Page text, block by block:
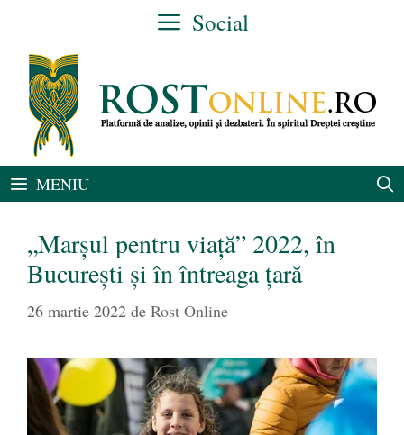
conținut
Social
MENIU
„Marșul pentru viață” 2022, în
București și în întreaga țară
26 martie 2022 de Rost Online